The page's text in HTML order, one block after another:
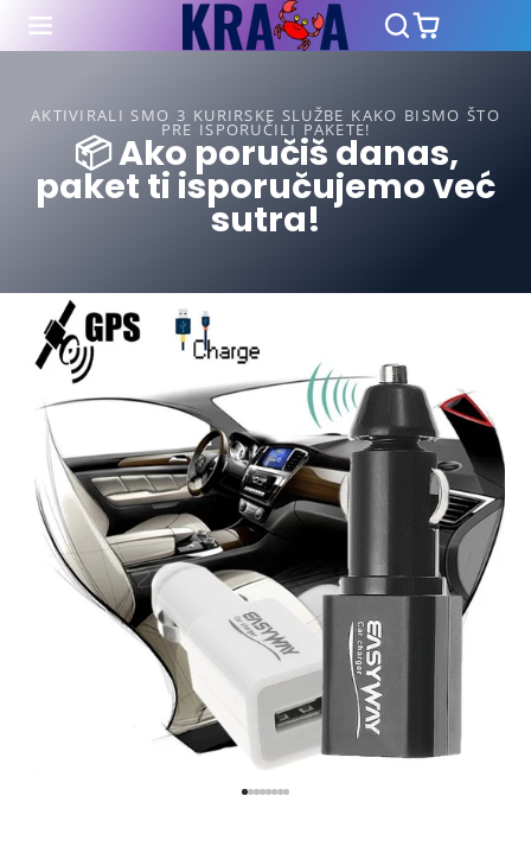
AKTIVIRALI SMO 3 KURIRSKE SLUŽBE KAKO BISMO ŠTO
PRE ISPORUČILI PAKETE!
📦 Ako poručiš danas,
paket ti isporučujemo već
sutra!